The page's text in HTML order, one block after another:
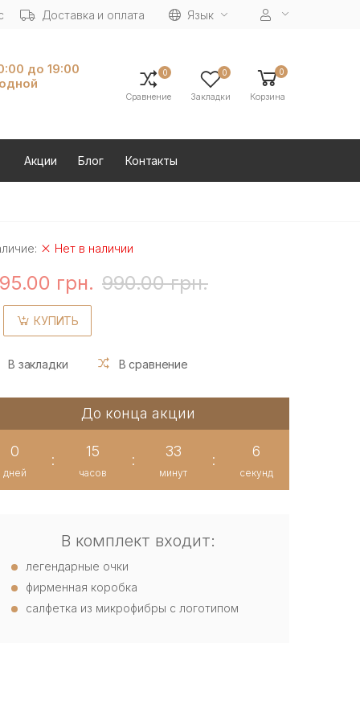
Доставка и оплата Язык
до 19:00
0
Сравнение
0
Закладки
0
Корзина
Акции Блог Контакты
Нет в наличии
грн. 990.00 грн.
КУПИТЬ
В закладки В сравнение
До конца акции
0
дней
:
15
часов
:
33
минут
:
6
секунд
В комплект входит:
легендарные очки
фирменная коробка
салфетка из микрофибры с логотипом